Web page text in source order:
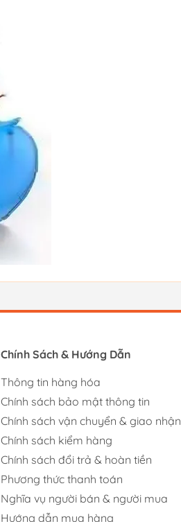
Chính Sách & Hướng Dẫn
Thông tin hàng hóa
Chính sách bảo mật thông tin
Chính sách vận chuyển & giao nhận
Chính sách kiểm hàng
Chính sách đổi trả & hoàn tiền
Phương thức thanh toán
Nghĩa vụ người bán & người mua
Hướng dẫn mua hàng